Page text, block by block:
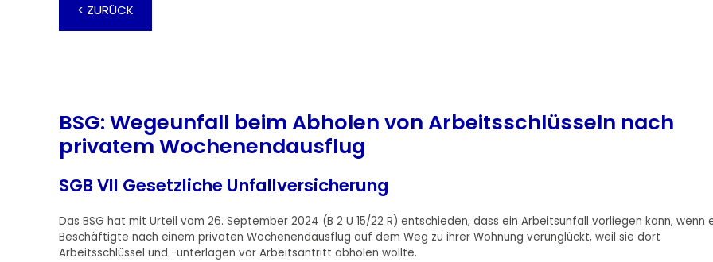
< ZURÜCK
BSG: Wegeunfall beim Abholen von Arbeitsschlüsseln nach
privatem Wochenendausflug
SGB VII Gesetzliche Unfallversicherung
Das BSG hat mit Urteil vom 26. September 2024 (B 2 U 15/22 R) entschieden, dass ein Arbeitsunfall vorliegen kann, wenn
Beschäftigte nach einem privaten Wochenendausflug auf dem Weg zu ihrer Wohnung verunglückt, weil sie dort
Arbeitsschlüssel und -unterlagen vor Arbeitsantritt abholen wollte.